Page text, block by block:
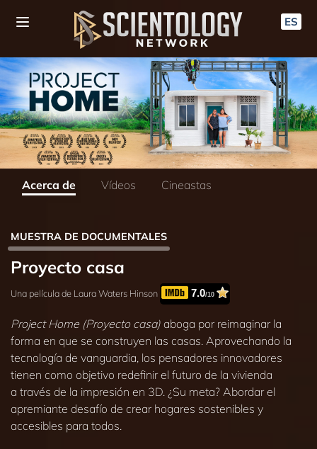
ES
Acerca de Vídeos Cineastas
MUESTRA DE DOCUMENTALES
Proyecto casa
Una película de Laura Waters Hinson 7.0/10
Project Home (Proyecto casa) aboga por reimaginar la
forma en que se construyen las casas. Aprovechando la
tecnología de vanguardia, los pensadores innovadores
tienen como objetivo redefinir el futuro de la vivienda
a través de la impresión en 3D. ¿Su meta? Abordar el
apremiante desafío de crear hogares sostenibles y
accesibles para todos.